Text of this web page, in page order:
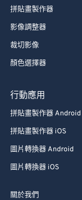
拼貼畫製作器
影像調整器
裁切影像
顏色選擇器
行動應用
拼貼畫製作器 Android
拼貼畫製作器 iOS
圖片轉換器 Android
圖片轉換器 iOS
關於我們